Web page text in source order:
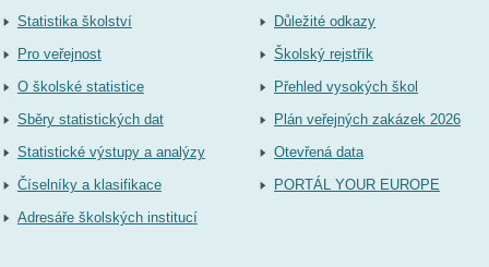
Statistika školství
Pro veřejnost
O školské statistice
Sběry statistických dat
Statistické výstupy a analýzy
Číselníky a klasifikace
Adresáře školských institucí
Důležité odkazy
Školský rejstřík
Přehled vysokých škol
Plán veřejných zakázek 2026
Otevřená data
PORTÁL YOUR EUROPE